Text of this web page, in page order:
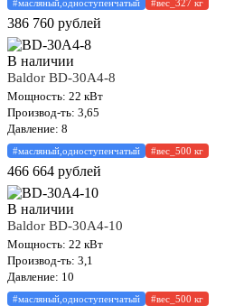
#масляный,одноступенчатый #вес_327 кг
386 760 рублей
В наличии
Baldor BD-30A4-8
Мощность: 22 кВт
Производ-ть: 3,65
Давление: 8
#масляный,одноступенчатый #вес_500 кг
466 664 рублей
В наличии
Baldor BD-30A4-10
Мощность: 22 кВт
Производ-ть: 3,1
Давление: 10
#масляный,одноступенчатый #вес_500 кг